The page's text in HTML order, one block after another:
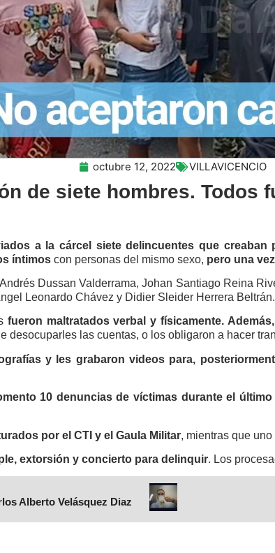
octubre 12, 2022 VILLAVICENCIO
de siete hombres. Todos
a la cárcel siete delincuentes que
íntimos con personas del mismo sexo, pero una
Dussan Valderrama, Johan Santiago Reina
Leonardo Chávez y Didier Sleider Herrera Beltrán.
fueron maltratados verbal y físicamente.
desocuparles las cuentas, o los obligaron a hacer
y les grabaron videos para,
10 denuncias de víctimas durante el último
por el CTI y el Gaula Militar, mientras que
extorsión y concierto para delinquir. Los
Alberto Velásquez Diaz